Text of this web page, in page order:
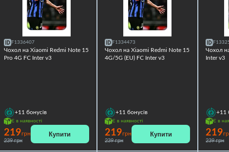
F1336407
Чохол на Xiaomi Redmi Note 15
Pro 4G FC Inter v3
+11 бонусів
Є в наявності
219грн
239 грн
Купити
F1334473
Чохол на Xiaomi Redmi Note 15
4G/5G (EU) FC Inter v3
+11 бонусів
Є в наявності
219грн
239 грн
Купити
Чохол
Inter v3
+11
Є в
219
239 грн